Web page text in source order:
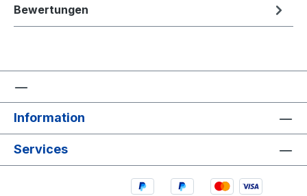
Bewertungen
Information
Services